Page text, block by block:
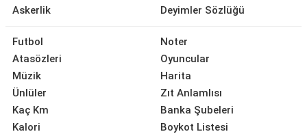
Askerlik
Deyimler Sözlüğü
Futbol
Atasözleri
Müzik
Ünlüler
Kaç Km
Kalori
Noter
Oyuncular
Harita
Zıt Anlamlısı
Banka Şubeleri
Boykot Listesi